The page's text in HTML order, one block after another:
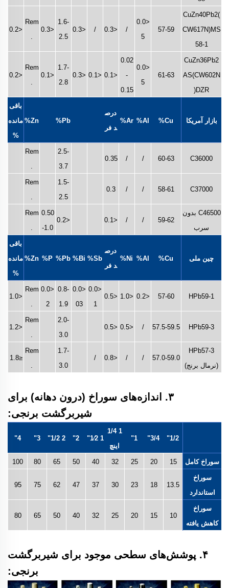
CuZn40Pb2(
CW617N)MS
58-1
57-59
<0.0
5
/
<0.3
/
<0.3
1.6-
2.5
<0.3
Rem
<0.2
CuZn36Pb2
AS(CW602N
)DZR
61-63
<0.0
5
0.02
-
0.15
<0.1
<0.1
<0.3
1.7-
2.8
<0.1
Rem
<0.2
بازار آمریکا Cu%
Al%
Ar%
درص
د فر
Pb%
Zn%
باقی‌
مانده
%
C36000
60-63
/
/
0.35
2.5-
3.7
Rem
C37000
58-61
/
/
0.3
1.5-
2.5
Rem
C46500 بدون
سرب
59-62
/
/
<0.1
<0.2
0.50
-1.0
Rem
چین ملی Cu%
Al%
Ni%
درص
د فر
Sb%
Bi%
Pb%
P%
Zn%
باقی‌
مانده
%
HPb59-1
57-60
<0.2
<1.0
<0.5
<0.0
1
<0.0
03
0.8-
1.9
<0.0
2
Rem
<1.0
HPb59-3
57.5-59.5
/
<0.5
<0.5
2.0-
3.0
Rem
<1.2
HPb57-3
(نرمال برنج)
57.0-59.0
/
/
<0.8
/
1.7-
3.0
Rem
≤1.8
۳. اندازه‌های سوراخ (درون دهانه) برای
شیربرگشت برنجی:
1/2"
3/4"
1"
1 1/4
اینچ
1 1⁄2"
2"
2 1/2"
3"
4"
سوراخ کامل 15
20
25
32
40
50
65
80
100
سوراخ
استاندارد
13.5
18
23
30
37
47
62
75
95
سوراخ
کاهش یافته
10
15
20
25
32
40
50
65
80
۴. پوشش‌های سطحی موجود برای شیربرگشت
برنجی: